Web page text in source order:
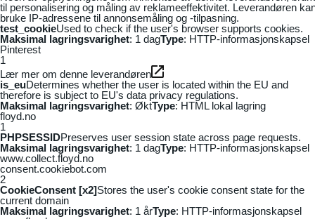
til personalisering og måling av reklameeffektivitet. Leverandøren
bruke IP-adressene til annonsemåling og -tilpasning.
test_cookieUsed to check if the user's browser supports cookies.
Maksimal lagringsvarighet: 1 dagType: HTTP-informasjonskapsel
Pinterest
1
Lær mer om denne leverandøren
is_euDetermines whether the user is located within the EU and
therefore is subject to EU's data privacy regulations.
Maksimal lagringsvarighet: ØktType: HTML lokal lagring
floyd.no
1
PHPSESSIDPreserves user session state across page requests.
Maksimal lagringsvarighet: 1 dagType: HTTP-informasjonskapsel
www.collect.floyd.no
consent.cookiebot.com
2
CookieConsent [x2]Stores the user's cookie consent state for the
current domain
Maksimal lagringsvarighet: 1 årType: HTTP-informasjonskapsel